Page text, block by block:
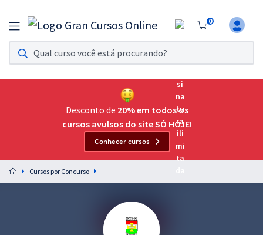
0
Assinatura Ilimitada 11
Acesso a todos os cursos. Teste grátis por 7 dias!
Assinatura OAB Até Passar
Acesso ilimitado a toda preparação para o Exame da
Preparação completa e intensiva para as principais
residências em saúde do Brasil
Desconto de 20% em todos os
cursos avulsos do site SÓ HOJE!
Conhecer cursos
Cursos por Concurso